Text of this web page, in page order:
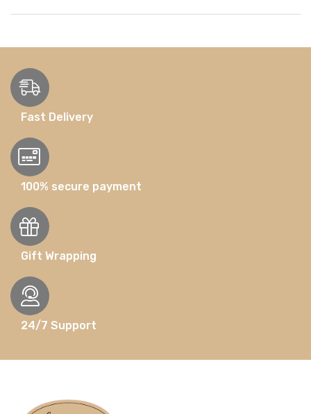
Fast Delivery
100% secure payment
Gift Wrapping
24/7 Support